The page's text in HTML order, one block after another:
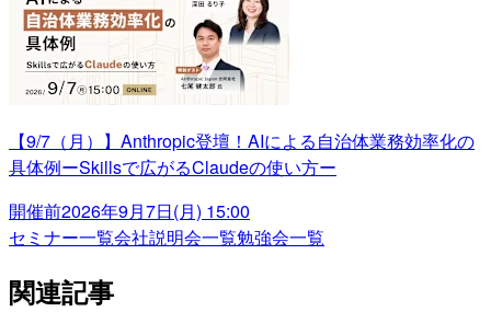
【9/7（月）】Anthropic登壇！AIによる自治体業務効率化の
具体例ーSkillsで広がるClaudeの使い方ー
開催前2026年9月7日(月) 15:00
セミナー一覧会社説明会一覧勉強会一覧
関連記事